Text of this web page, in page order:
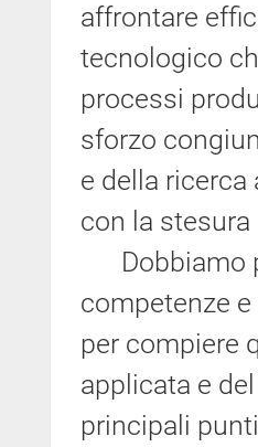
affrontare
tecnologico
processi
sforzo
e della
con la stesura
Dobbiamo
competenze
per compiere
applicata e
principali